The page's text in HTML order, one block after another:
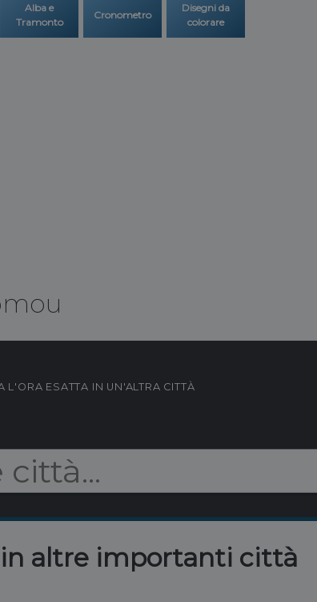
Alba e
Tramonto
Cronometro
Disegni da
colorare
L'ORA ESATTA IN UN'ALTRA CITTÀ
in altre importanti città